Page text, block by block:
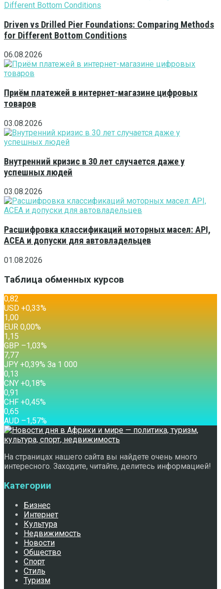
Driven vs Drilled Pier Foundations: Comparing Methods
for Different Bottom Conditions
06.08.2026
Приём платежей в интернет-магазине цифровых
товаров
03.08.2026
Внутренний кризис в 30 лет случается даже у
успешных людей
03.08.2026
Расшифровка классификаций моторных масел: API,
ACEA и допуски для автовладельцев
01.08.2026
Таблица обменных курсов
0,82
USD +0,33%
1,00
EUR 0,00%
1,15
GBP –1,03%
7,77
JPY +0,39% За 1 000
0,13
CNY +0,18%
0,91
CHF +0,45%
0,65
AUD –1,57%
На страницах нашего сайта вы найдете очень много
интересного. Заходите, читайте, делитесь информацией!
Категории
Бизнес
Интернет
Культура
Недвижимость
Новости
Общество
Спорт
Стиль
Туризм